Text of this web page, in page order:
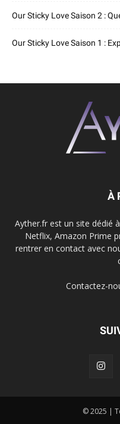
Our Sticky Love Saison 2 :
Our Sticky Love Saison 1 :
À
Ayther.fr est un site dédié
Netflix, Amazon Prime
rentrer en contact avec
Contactez-
© 2025 |